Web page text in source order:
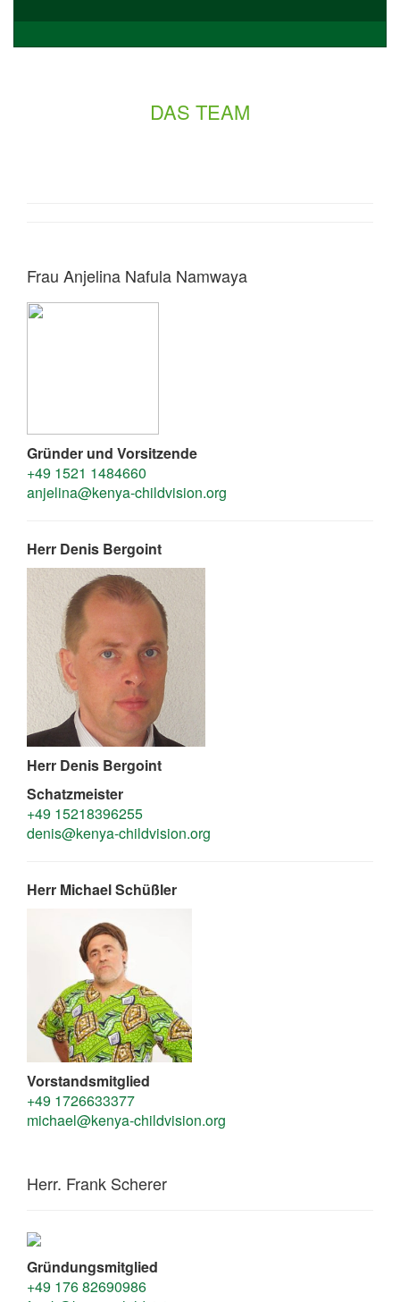
DAS TEAM
Frau Anjelina Nafula Namwaya
Gründer und Vorsitzende
+49 1521 1484660
anjelina@kenya-childvision.org
Herr Denis Bergoint
Herr Denis Bergoint
Schatzmeister
+49 15218396255
denis@kenya-childvision.org
Herr Michael Schüßler
Vorstandsmitglied
+49 1726633377
michael@kenya-childvision.org
Herr. Frank Scherer
Gründungsmitglied
+49 176 82690986